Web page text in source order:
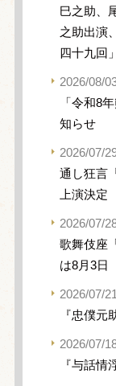
巳之助、
之助出演
四十九回
2026/08/
「令和8
知らせ
2026/07/
通し狂言
上演決定
2026/07/
歌舞伎座
は8月3日
2026/07/21
『忠僕
2026/07/
『与話